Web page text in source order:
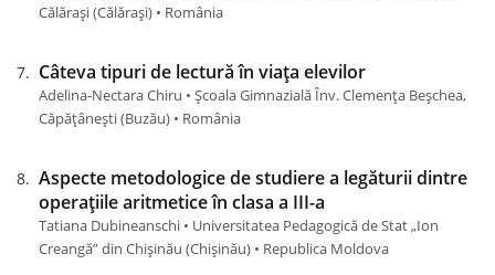
Călărași (Călărași) • România
Câteva tipuri de lectură în viața elevilor
Adelina-Nectara Chiru • Școala Gimnazială Înv. Clemența Beșchea,
Căpăţâneşti (Buzău) • România
Aspecte metodologice de studiere a legăturii dintre
operațiile aritmetice în clasa a III-a
Tatiana Dubineanschi • Universitatea Pedagogică de Stat „Ion
Creangă” din Chișinău (Chișinău) • Republica Moldova